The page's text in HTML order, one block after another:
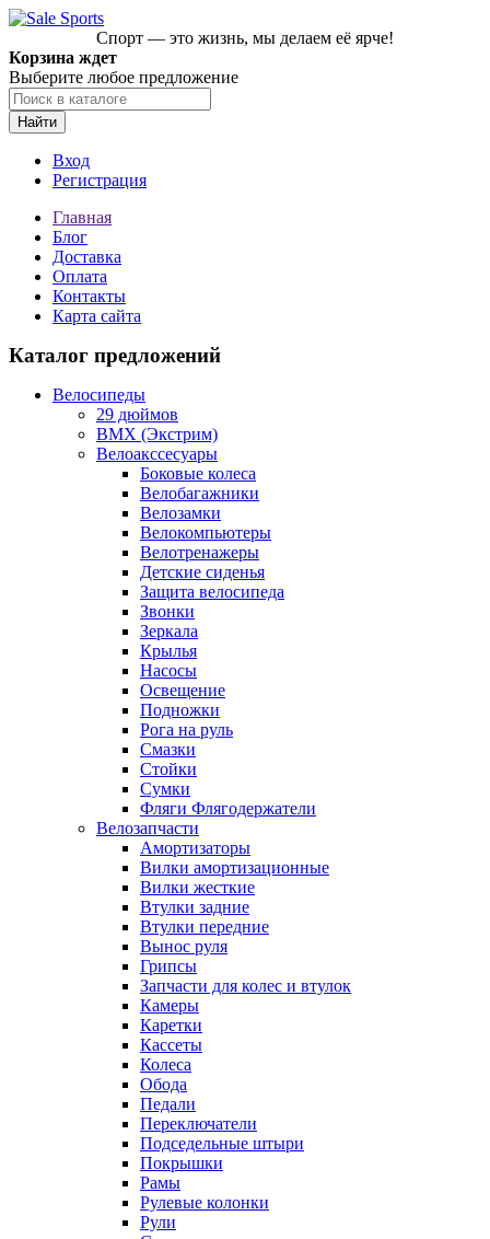
Спорт — это жизнь, мы делаем её ярче!
Корзина ждет
Выберите любое предложение
Найти
Вход
Регистрация
Главная
Блог
Доставка
Оплата
Контакты
Карта сайта
Каталог предложений
Велосипеды
29 дюймов
BMX (Экстрим)
Велоакссесуары
Боковые колеса
Велобагажники
Велозамки
Велокомпьютеры
Велотренажеры
Детские сиденья
Защита велосипеда
Звонки
Зеркала
Крылья
Насосы
Освещение
Подножки
Рога на руль
Смазки
Стойки
Сумки
Фляги Флягодержатели
Велозапчасти
Амортизаторы
Вилки амортизационные
Вилки жесткие
Втулки задние
Втулки передние
Вынос руля
Грипсы
Запчасти для колес и втулок
Камеры
Каретки
Кассеты
Колеса
Обода
Педали
Переключатели
Подседельные штыри
Покрышки
Рамы
Рулевые колонки
Рули